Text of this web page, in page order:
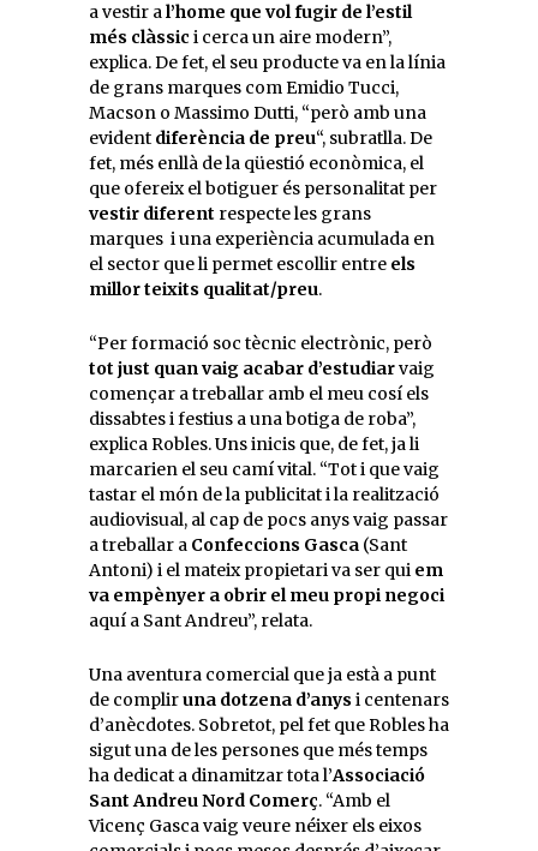
a vestir al’home que vol fugir de l’estil
més clàssic i cerca un aire modern”,
explica. De fet, el seu producte va en la línia
de grans marques com Emidio Tucci,
Macson o Massimo Dutti, “però amb una
evident diferència de preu“, subratlla. De
fet, més enllà de la qüestió econòmica, el
que ofereix el botiguer és personalitat per
vestir diferent respecte les grans
marques i una experiència acumulada en
el sector que li permet escollir entre els
millor teixits qualitat/preu.
“Per formació soc tècnic electrònic, però
tot just quan vaig acabar d’estudiarvaig
començar a treballar amb el meu cosí els
dissabtes i festius a una botiga de roba”,
explica Robles. Uns inicis que, de fet, ja li
marcarien el seu camí vital. “Tot i que vaig
tastar el món de la publicitat i la realització
audiovisual, al cap de pocs anys vaig passar
a treballar a Confeccions Gasca (Sant
Antoni) i el mateix propietari va ser qui em
va empènyer a obrir el meu propi negoci
aquí a Sant Andreu”, relata.
Una aventura comercial que ja està a punt
de compliruna dotzena d’anys i centenars
d’anècdotes. Sobretot, pel fet que Robles ha
sigut una de les persones que més temps
ha dedicat a dinamitzar tota l’Associació
Sant Andreu Nord Comerç. “Amb el
Vicenç Gasca vaig veure néixer els eixos